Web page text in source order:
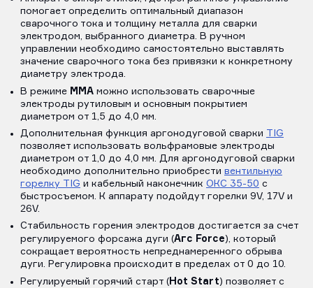
помогает определить оптимальный диапазон
сварочного тока и толщину металла для сварки
электродом, выбранного диаметра. В ручном
управлении необходимо самостоятельно выставлять
значение сварочного тока без привязки к конкретному
диаметру электрода.
В режиме MMA можно использовать сварочные
электроды рутиловым и основным покрытием
диаметром от 1,5 до 4,0 мм.
Дополнительная функция аргонодуговой сварки TIG
позволяет использовать вольфрамовые электроды
диаметром от 1,0 до 4,0 мм. Для аргонодуговой сварки
необходимо дополнительно приобрести вентильную
горелку TIG и кабельный наконечник ОКС 35-50 с
быстросъемом. К аппарату подойдут горелки 9V, 17V и
26V.
Стабильность горения электродов достигается за счет
регулируемого форсажа дуги (Агс Force), который
сокращает вероятность непреднамеренного обрыва
дуги. Регулировка происходит в пределах от 0 до 10.
Регулируемый горячий старт (Hot Start) позволяет с